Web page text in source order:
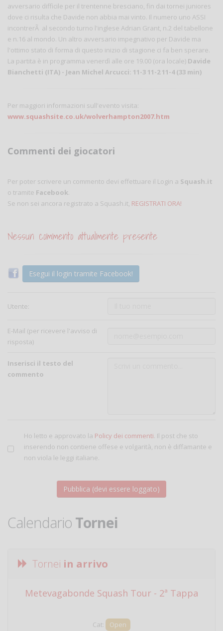
avversario difficile per il trentenne bresciano, fin dai tornei juniores
dove ci risulta che Davide non abbia mai vinto. Il numero uno ASSI
incontrerÃ al secondo turno l'inglese Adrian Grant, n.2 del tabellone
e n.16 al mondo. Un altro avversario impegnativo per Davide ma
l'ottimo stato di forma di questo inizio di stagione ci fa ben sperare.
La partita è in programma venerdì alle ore 19.00 (ora locale) Davide
Bianchetti (ITA) - Jean Michel Arcucci: 11-3 11-2 11-4 (33 min)
Per maggiori informazioni sull'evento visita:
www.squashsite.co.uk/wolverhampton2007.htm
Commenti dei giocatori
Per poter scrivere un commento devi effettuare il Login a Squash.it
o tramite Facebook.
Se non sei ancora registrato a Squash.it, REGISTRATI ORA!
Nessun commento attualmente presente
Esegui il login tramite Facebook!
Utente:
E-Mail (per ricevere l'avviso di
risposta)
Inserisci il testo del
commento
Ho letto e approvato la Policy dei commenti. Il post che sto
inserendo non contiene offese e volgarità, non è diffamante e
non viola le leggi italiane.
Calendario Tornei
Tornei in arrivo
Metevagabonde Squash Tour - 2ª Tappa
Cat:
Open